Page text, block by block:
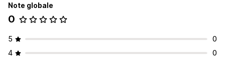
Note globale
0
5
0
4
0